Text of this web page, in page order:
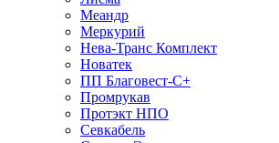
Меандр
Меркурий
Нева-Транс Комплект
Новатек
ПП Благовест-С+
Промрукав
Протэкт НПО
Севкабель